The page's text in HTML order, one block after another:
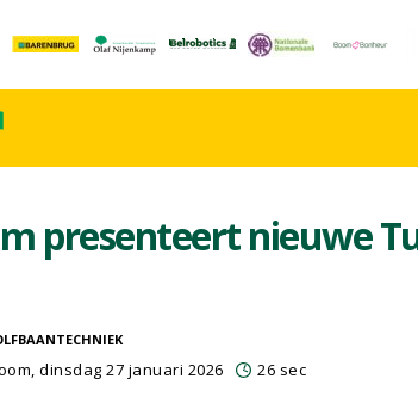
presenteert nieuwe
, dinsdag 27 januari 2026 26 sec